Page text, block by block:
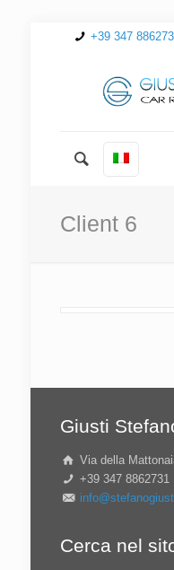
+39 347
Client 6
Giusti
Via della
+39 347 8862731
Cerca nel